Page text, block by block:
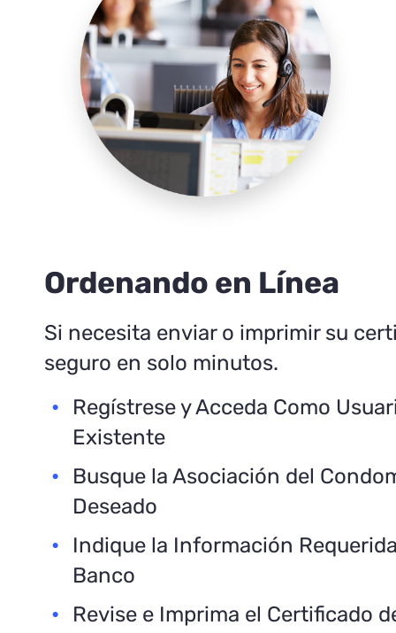
Ordenando en Línea
Si necesita enviar o imprimir su
seguro en solo minutos.
Regístrese y Acceda Como
Existente
Busque la Asociación del
Deseado
Indique la Información
Banco
Revise e Imprima el Certificado